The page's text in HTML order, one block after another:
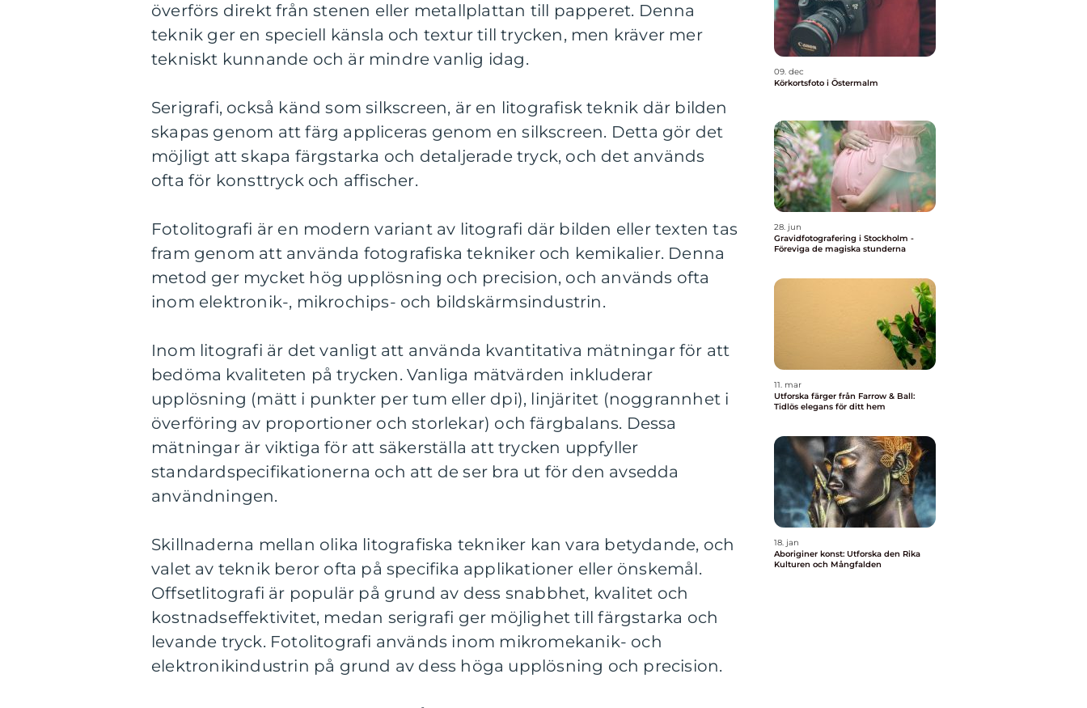
överförs direkt från stenen eller metallplattan till papperet. Denna
teknik ger en speciell känsla och textur till trycken, men kräver mer
tekniskt kunnande och är mindre vanlig idag.
Serigrafi, också känd som silkscreen, är en litografisk teknik där bilden
skapas genom att färg appliceras genom en silkscreen. Detta gör det
möjligt att skapa färgstarka och detaljerade tryck, och det används
ofta för konsttryck och affischer.
Fotolitografi är en modern variant av litografi där bilden eller texten tas
fram genom att använda fotografiska tekniker och kemikalier. Denna
metod ger mycket hög upplösning och precision, och används ofta
inom elektronik-, mikrochips- och bildskärmsindustrin.
Inom litografi är det vanligt att använda kvantitativa mätningar för att
bedöma kvaliteten på trycken. Vanliga mätvärden inkluderar
upplösning (mätt i punkter per tum eller dpi), linjäritet (noggrannhet i
överföring av proportioner och storlekar) och färgbalans. Dessa
mätningar är viktiga för att säkerställa att trycken uppfyller
standardspecifikationerna och att de ser bra ut för den avsedda
användningen.
Skillnaderna mellan olika litografiska tekniker kan vara betydande, och
valet av teknik beror ofta på specifika applikationer eller önskemål.
Offsetlitografi är populär på grund av dess snabbhet, kvalitet och
kostnadseffektivitet, medan serigrafi ger möjlighet till färgstarka och
levande tryck. Fotolitografi används inom mikromekanik- och
elektronikindustrin på grund av dess höga upplösning och precision.
09. dec
Körkortsfoto i Östermalm
28. jun
Gravidfotografering i Stockholm -
Föreviga de magiska stunderna
11. mar
Utforska färger från Farrow & Ball:
Tidlös elegans för ditt hem
18. jan
Aboriginer konst: Utforska den Rika
Kulturen och Mångfalden